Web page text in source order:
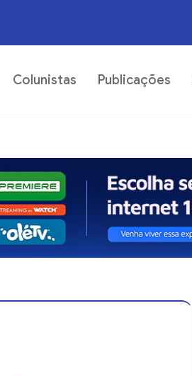
Colunistas Publicações